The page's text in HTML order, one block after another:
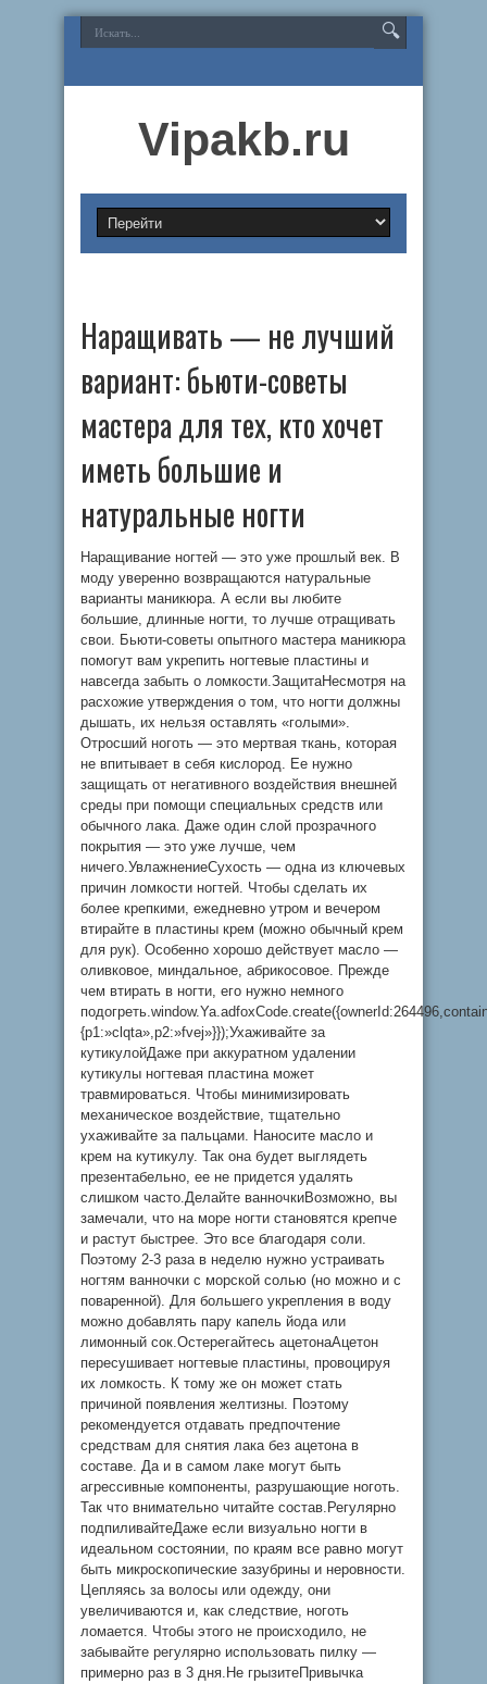
Vipakb.ru
Наращивать — не лучший
вариант: бьюти-советы
мастера для тех, кто хочет
иметь большие и
натуральные ногти
Наращивание ногтей — это уже прошлый век. В
моду уверенно возвращаются натуральные
варианты маникюра. А если вы любите
большие, длинные ногти, то лучше отращивать
свои. Бьюти-советы опытного мастера маникюра
помогут вам укрепить ногтевые пластины и
навсегда забыть о ломкости.ЗащитаНесмотря на
расхожие утверждения о том, что ногти должны
дышать, их нельзя оставлять «голыми».
Отросший ноготь — это мертвая ткань, которая
не впитывает в себя кислород. Ее нужно
защищать от негативного воздействия внешней
среды при помощи специальных средств или
обычного лака. Даже один слой прозрачного
покрытия — это уже лучше, чем
ничего.УвлажнениеСухость — одна из ключевых
причин ломкости ногтей. Чтобы сделать их
более крепкими, ежедневно утром и вечером
втирайте в пластины крем (можно обычный крем
для рук). Особенно хорошо действует масло —
оливковое, миндальное, абрикосовое. Прежде
чем втирать в ногти, его нужно немного
{p1:»clqta»,p2:»fvej»}});Ухаживайте за
кутикулойДаже при аккуратном удалении
кутикулы ногтевая пластина может
травмироваться. Чтобы минимизировать
механическое воздействие, тщательно
ухаживайте за пальцами. Наносите масло и
крем на кутикулу. Так она будет выглядеть
презентабельно, ее не придется удалять
слишком часто.Делайте ванночкиВозможно, вы
замечали, что на море ногти становятся крепче
и растут быстрее. Это все благодаря соли.
Поэтому 2-3 раза в неделю нужно устраивать
ногтям ванночки с морской солью (но можно и с
поваренной). Для большего укрепления в воду
можно добавлять пару капель йода или
лимонный сок.Остерегайтесь ацетонаАцетон
пересушивает ногтевые пластины, провоцируя
их ломкость. К тому же он может стать
причиной появления желтизны. Поэтому
рекомендуется отдавать предпочтение
средствам для снятия лака без ацетона в
составе. Да и в самом лаке могут быть
агрессивные компоненты, разрушающие ноготь.
Так что внимательно читайте состав.Регулярно
подпиливайтеДаже если визуально ногти в
идеальном состоянии, по краям все равно могут
быть микроскопические зазубрины и неровности.
Цепляясь за волосы или одежду, они
увеличиваются и, как следствие, ноготь
ломается. Чтобы этого не происходило, не
забывайте регулярно использовать пилку —
примерно раз в 3 дня.Не грызитеПривычка